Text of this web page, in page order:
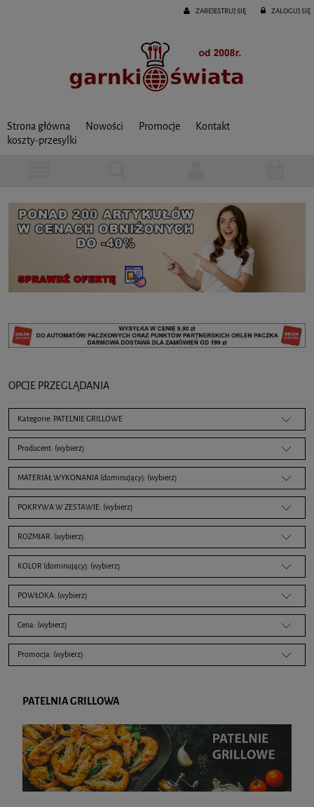
ZAREJESTRUJ SIĘ ZALOGUJ SIĘ
Strona główna Nowości Promocje
Kontakt
koszty-przesylki
OPCJE PRZEGLĄDANIA
Kategorie: PATELNIE GRILLOWE
Producent: (wybierz)
MATERIAŁ WYKONANIA (dominujący): (wybierz)
POKRYWA W ZESTAWIE: (wybierz)
ROZMIAR: (wybierz)
KOLOR (dominujący): (wybierz)
POWŁOKA: (wybierz)
Cena: (wybierz)
Promocja: (wybierz)
PATELNIA GRILLOWA